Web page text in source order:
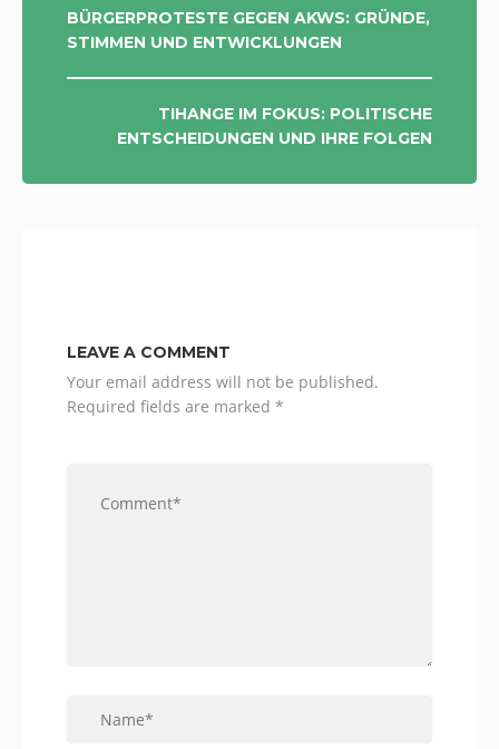
POST
NAVIGATION
BÜRGERPROTESTE GEGEN AKWS: GRÜNDE,
STIMMEN UND ENTWICKLUNGEN
TIHANGE IM FOKUS: POLITISCHE
ENTSCHEIDUNGEN UND IHRE FOLGEN
LEAVE A COMMENT
Your email address will not be published.
Required fields are marked *